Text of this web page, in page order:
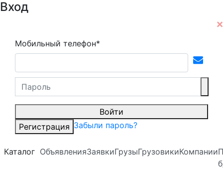
Вход
Мобильный телефон*
Войти
Регистрация Забыли пароль?
Каталог ОбъявленияЗаявкиГрузыГрузовикиКомпании